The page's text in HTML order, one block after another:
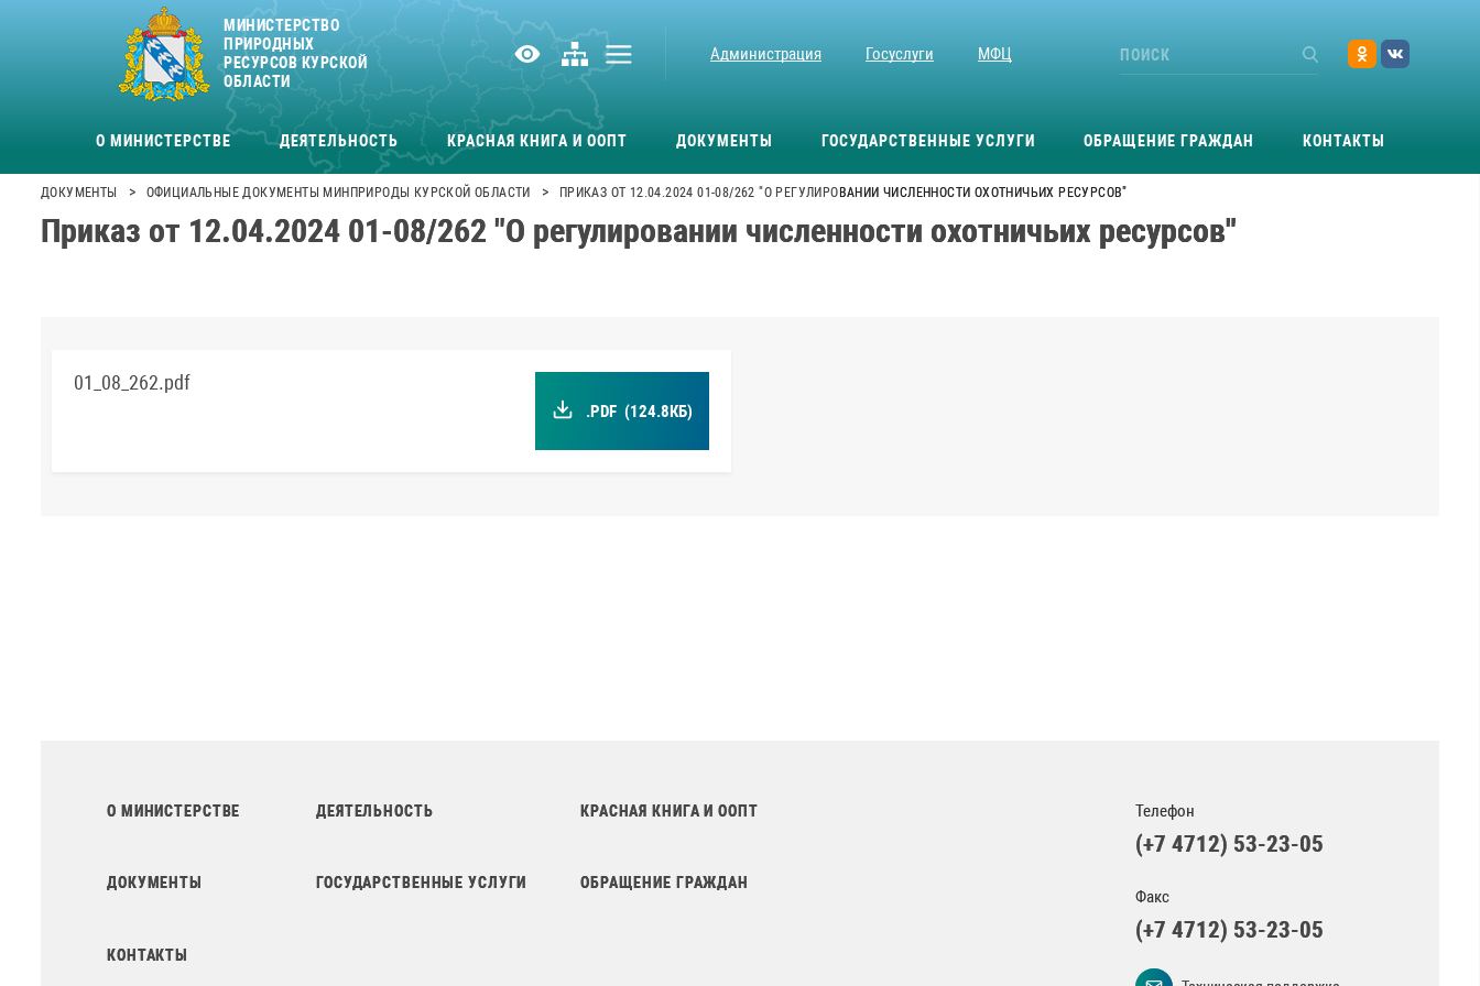
МИНИСТЕРСТВО
ПРИРОДНЫХ
РЕСУРСОВ КУРСКОЙ
ОБЛАСТИ
Администрация Госуслуги МФЦ
О МИНИСТЕРСТВЕ ДЕЯТЕЛЬНОСТЬ КРАСНАЯ КНИГА И ООПТ ДОКУМЕНТЫ ГОСУДАРСТВЕННЫЕ УСЛУГИ ОБРАЩЕНИЕ ГРАЖДАН КОНТАКТЫ
ДОКУМЕНТЫ > ОФИЦИАЛЬНЫЕ ДОКУМЕНТЫ МИНПРИРОДЫ КУРСКОЙ ОБЛАСТИ > ПРИКАЗ ОТ 12.04.2024 01-08/262 "О РЕГУЛИРОВАНИИ ЧИСЛЕННОСТИ ОХОТНИЧЬИХ РЕСУРСОВ"
Приказ от 12.04.2024 01-08/262 "О регулировании численности охотничьих ресурсов"
01_08_262.pdf
.PDF (124.8КБ)
О МИНИСТЕРСТВЕ ДЕЯТЕЛЬНОСТЬ КРАСНАЯ КНИГА И ООПТ
ДОКУМЕНТЫ ГОСУДАРСТВЕННЫЕ УСЛУГИ ОБРАЩЕНИЕ ГРАЖДАН
КОНТАКТЫ
Телефон
(+7 4712) 53-23-05
Факс
(+7 4712) 53-23-05